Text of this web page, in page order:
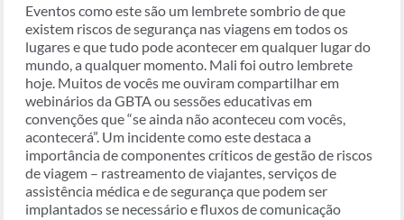
Eventos como este são um lembrete sombrio de que
existem riscos de segurança nas viagens em todos os
lugares e que tudo pode acontecer em qualquer lugar do
mundo, a qualquer momento. Mali foi outro lembrete
hoje. Muitos de vocês me ouviram compartilhar em
webinários da GBTA ou sessões educativas em
convenções que “se ainda não aconteceu com vocês,
acontecerá”. Um incidente como este destaca a
importância de componentes críticos de gestão de riscos
de viagem – rastreamento de viajantes, serviços de
assistência médica e de segurança que podem ser
implantados se necessário e fluxos de comunicação